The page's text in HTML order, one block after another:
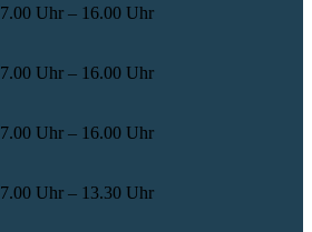
7.00 Uhr – 16.00 Uhr
7.00 Uhr – 16.00 Uhr
7.00 Uhr – 16.00 Uhr
7.00 Uhr – 13.30 Uhr